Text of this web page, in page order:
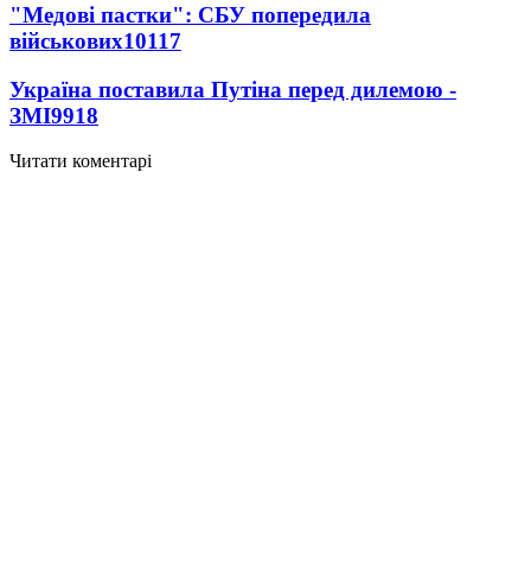
"Медові пастки": СБУ попередила
військових10117
Україна поставила Путіна перед дилемою -
ЗМІ9918
Читати коментарі